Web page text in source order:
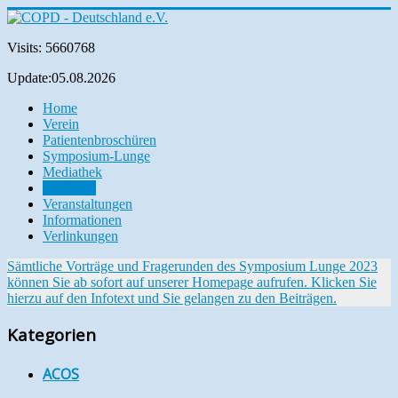
Visits: 5660768
Update:05.08.2026
Home
Verein
Patientenbroschüren
Symposium-Lunge
Mediathek
Veranstaltungen
Informationen
Verlinkungen
Sämtliche Vorträge und Fragerunden des Symposium Lunge 2023
können Sie ab sofort auf unserer Homepage aufrufen. Klicken Sie
hierzu auf den Infotext und Sie gelangen zu den Beiträgen.
Kategorien
ACOS